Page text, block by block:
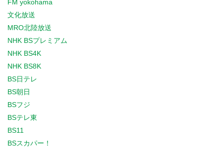
FM yokohama
文化放送
MRO北陸放送
NHK BSプレミアム
NHK BS4K
NHK BS8K
BS日テレ
BS朝日
BSフジ
BSテレ東
BS11
BSスカパー！